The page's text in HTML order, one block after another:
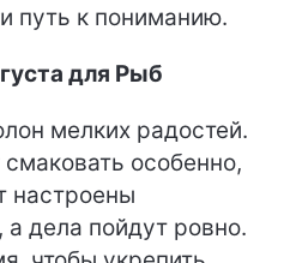
путь к пониманию.
для Рыб
мелких радостей.
особенно,
настроены
дела пойдут ровно.